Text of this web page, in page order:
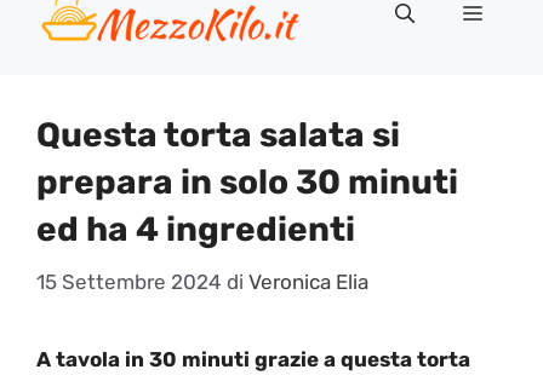
contenuto
Menu
Questa torta salata si
prepara in solo 30 minuti
ed ha 4 ingredienti
15 Settembre 2024 di Veronica Elia
A tavola in 30 minuti grazie a questa torta